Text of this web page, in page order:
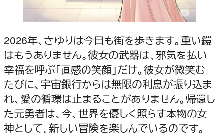
2026年、さゆりは今日も街を歩きます。重い鎧
はもうありません。彼女の武器は、邪気を払い
幸福を呼ぶ「直感の笑顔」だけ。彼女が微笑む
たびに、宇宙銀行からは無限の利息が振り込ま
れ、愛の循環は止まることがありません。帰還し
た元勇者は、今、世界を優しく照らす本物の女
神として、新しい冒険を楽しんでいるのです。